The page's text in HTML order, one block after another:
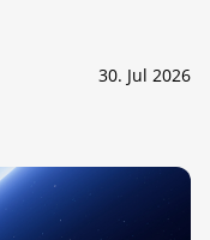
30. Jul 2026